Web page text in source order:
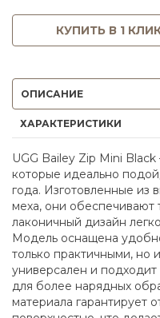
КУПИТЬ В 1
ОПИСАНИЕ
ХАРАКТЕРИСТИКИ
UGG Bailey Zip Mini
которые идеально
года. Изготовленные из
меха, они обеспечивают
лаконичный дизайн
Модель оснащена
только практичными, но
универсален и
для более нарядных
материала гарантирует